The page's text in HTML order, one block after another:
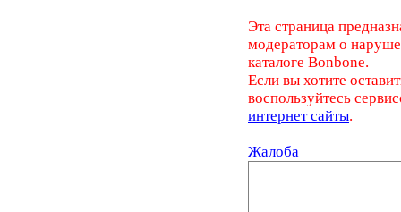
Эта страница
модераторам о
каталоге Bonbone.
Если вы хотите
воспользуйтесь
интернет сайты.
Жалоба